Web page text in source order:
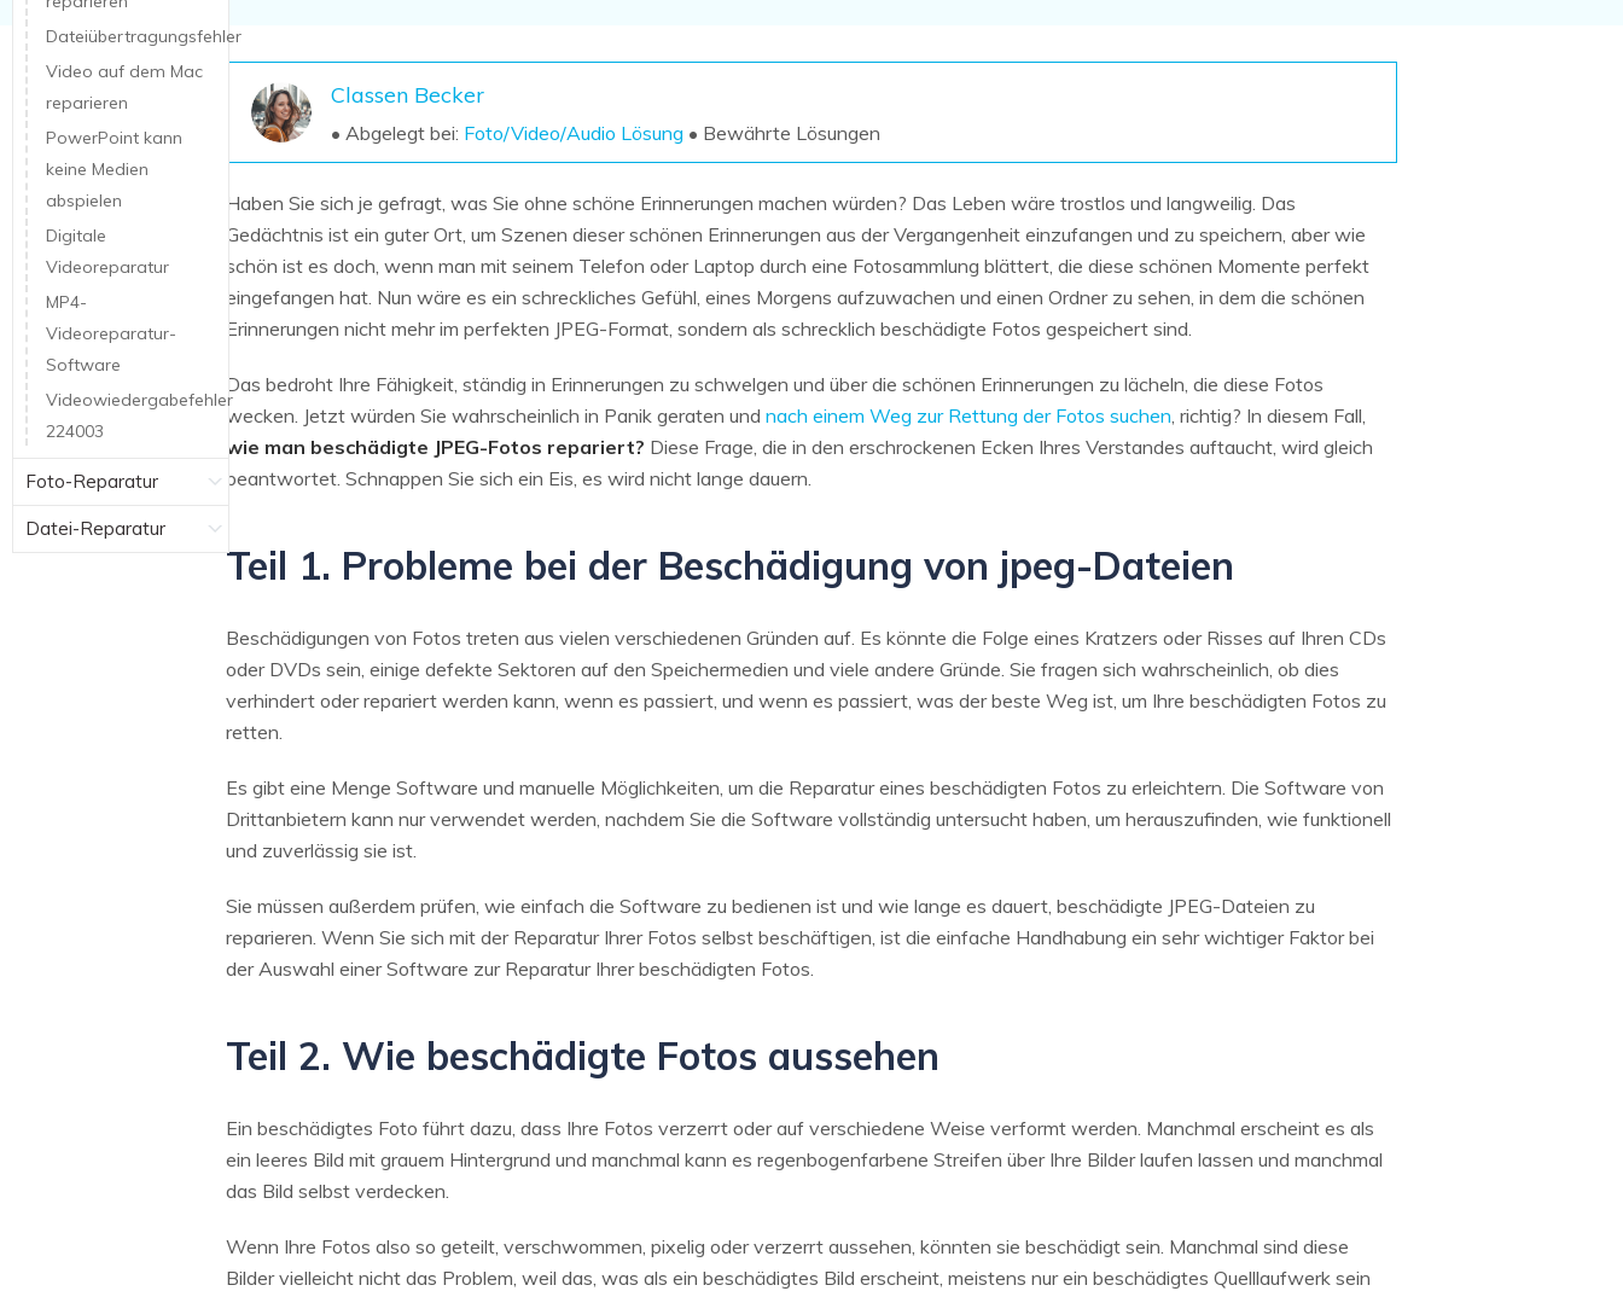
NAS-Datenrettung
Mac-Papierkorb-Wiederherstellung
Neu
Email-
WiederherstellungWiederherstellung
Datenrettung
Neu
Werkseinstellung
ALLE FUNKTIONEN ENTDECKEN
Classen Becker
• Abgelegt bei: Foto/Video/Audio Lösung • Bewährte Lösungen
Haben Sie sich je gefragt, was Sie ohne schöne Erinnerungen machen würden? Das Leben wäre trostlos und langweilig. Das
Gedächtnis ist ein guter Ort, um Szenen dieser schönen Erinnerungen aus der Vergangenheit einzufangen und zu speichern, aber wie
schön ist es doch, wenn man mit seinem Telefon oder Laptop durch eine Fotosammlung blättert, die diese schönen Momente perfekt
eingefangen hat. Nun wäre es ein schreckliches Gefühl, eines Morgens aufzuwachen und einen Ordner zu sehen, in dem die schönen
Erinnerungen nicht mehr im perfekten JPEG-Format, sondern als schrecklich beschädigte Fotos gespeichert sind.
Das bedroht Ihre Fähigkeit, ständig in Erinnerungen zu schwelgen und über die schönen Erinnerungen zu lächeln, die diese Fotos
wecken. Jetzt würden Sie wahrscheinlich in Panik geraten und nach einem Weg zur Rettung der Fotos suchen, richtig? In diesem Fall,
wie man beschädigte JPEG-Fotos repariert? Diese Frage, die in den erschrockenen Ecken Ihres Verstandes auftaucht, wird gleich
beantwortet. Schnappen Sie sich ein Eis, es wird nicht lange dauern.
Teil 1. Probleme bei der Beschädigung von jpeg-Dateien
Beschädigungen von Fotos treten aus vielen verschiedenen Gründen auf. Es könnte die Folge eines Kratzers oder Risses auf Ihren CDs
oder DVDs sein, einige defekte Sektoren auf den Speichermedien und viele andere Gründe. Sie fragen sich wahrscheinlich, ob dies
verhindert oder repariert werden kann, wenn es passiert, und wenn es passiert, was der beste Weg ist, um Ihre beschädigten Fotos zu
retten.
Es gibt eine Menge Software und manuelle Möglichkeiten, um die Reparatur eines beschädigten Fotos zu erleichtern. Die Software von
Drittanbietern kann nur verwendet werden, nachdem Sie die Software vollständig untersucht haben, um herauszufinden, wie funktionell
und zuverlässig sie ist.
Sie müssen außerdem prüfen, wie einfach die Software zu bedienen ist und wie lange es dauert, beschädigte JPEG-Dateien zu
reparieren. Wenn Sie sich mit der Reparatur Ihrer Fotos selbst beschäftigen, ist die einfache Handhabung ein sehr wichtiger Faktor bei
der Auswahl einer Software zur Reparatur Ihrer beschädigten Fotos.
Teil 2. Wie beschädigte Fotos aussehen
Ein beschädigtes Foto führt dazu, dass Ihre Fotos verzerrt oder auf verschiedene Weise verformt werden. Manchmal erscheint es als
ein leeres Bild mit grauem Hintergrund und manchmal kann es regenbogenfarbene Streifen über Ihre Bilder laufen lassen und manchmal
das Bild selbst verdecken.
Wenn Ihre Fotos also so geteilt, verschwommen, pixelig oder verzerrt aussehen, könnten sie beschädigt sein. Manchmal sind diese
Bilder vielleicht nicht das Problem, weil das, was als ein beschädigtes Bild erscheint, meistens nur ein beschädigtes Quelllaufwerk sein
Dateiübertragungsfehler
Video auf dem Mac
reparieren
PowerPoint kann
keine Medien
abspielen
Digitale
Videoreparatur
MP4-
Videoreparatur-
Software
Videowiedergabefehler
224003
Foto-Reparatur
Datei-Reparatur